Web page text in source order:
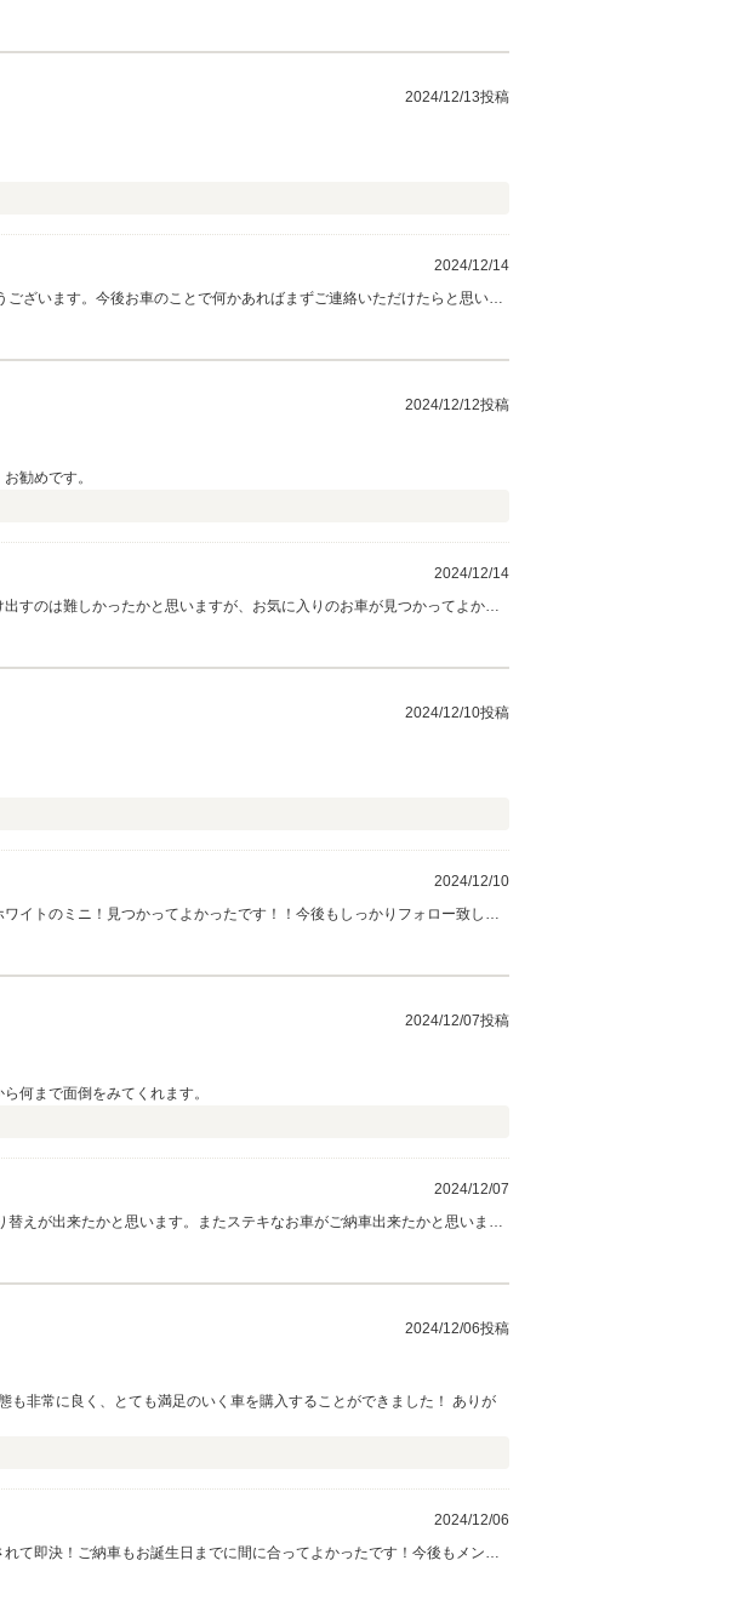
2024/12/13投稿
2024/12/14
ざいます。今後お車のことで何かあればまずご連絡いただけたらと思いま
2024/12/12投稿
勧めです。
2024/12/14
すのは難しかったかと思いますが、お気に入りのお車が見つかってよかっ
2024/12/10投稿
2024/12/10
イトのミニ！見つかってよかったです！！今後もしっかりフォロー致しま
2024/12/07投稿
何まで面倒をみてくれます。
2024/12/07
えが出来たかと思います。またステキなお車がご納車出来たかと思います
2024/12/06投稿
非常に良く、とても満足のいく車を購入することができました！ ありが
2024/12/06
て即決！ご納車もお誕生日までに間に合ってよかったです！今後もメンテ